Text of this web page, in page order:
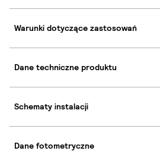
Warunki dotyczące zastosowań
Dane techniczne produktu
Schematy instalacji
Dane fotometryczne